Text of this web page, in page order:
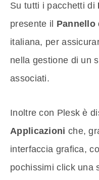
Su tutti i pacchetti di
presente il Pannello
italiana, per
nella gestione di un
associati.
Inoltre con Plesk è
Applicazioni che,
interfaccia grafica,
pochissimi click una